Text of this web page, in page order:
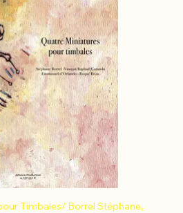
Timbales/ Borrel Stéphane,